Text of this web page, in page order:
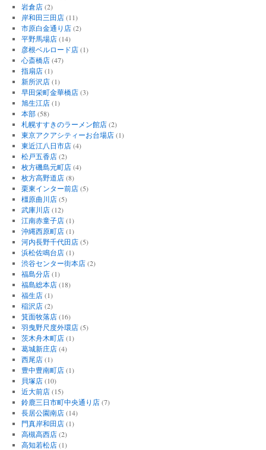
岩倉店(2)
岸和田三田店(11)
市原白金通り店(2)
平野馬場店(14)
彦根ベルロード店(1)
心斎橋店(47)
指扇店(1)
新所沢店(1)
早田栄町金華橋店(3)
旭生江店(1)
本部(58)
札幌すすきのラーメン館店(2)
東京アクアシティーお台場店(1)
東近江八日市店(4)
松戸五香店(2)
枚方磯島元町店(4)
枚方高野道店(8)
栗東インター前店(5)
橿原曲川店(5)
武庫川店(12)
江南赤童子店(1)
沖縄西原町店(1)
河内長野千代田店(5)
浜松佐鳴台店(1)
渋谷センター街本店(2)
福島分店(1)
福島総本店(18)
福生店(1)
稲沢店(2)
箕面牧落店(16)
羽曳野尺度外環店(5)
茨木舟木町店(1)
葛城新庄店(4)
西尾店(1)
豊中豊南町店(1)
貝塚店(10)
近大前店(15)
鈴鹿三日市町中央通り店(7)
長居公園南店(14)
門真岸和田店(1)
高槻高西店(2)
高知若松店(1)